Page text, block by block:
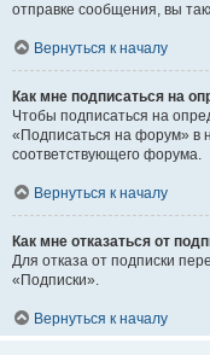
отправке сообщения, вы
Вернуться к началу
Как мне подписаться на
Чтобы подписаться на
«Подписаться на форум» в
соответствующего форума.
Вернуться к началу
Как мне отказаться от
Для отказа от подписки
«Подписки».
Вернуться к началу